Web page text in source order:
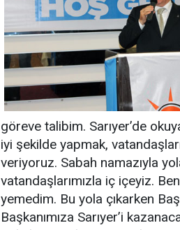
göreve talibim. Sarıyer’de
iyi şekilde yapmak,
veriyoruz. Sabah namazıyla
vatandaşlarımızla iç içeyiz.
yemedim. Bu yola çıkarken
Başkanımıza Sarıyer’i